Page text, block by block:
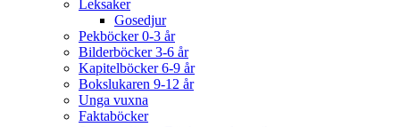
Leksaker
Gosedjur
Pekböcker 0-3 år
Bilderböcker 3-6 år
Kapitelböcker 6-9 år
Bokslukaren 9-12 år
Unga vuxna
Faktaböcker